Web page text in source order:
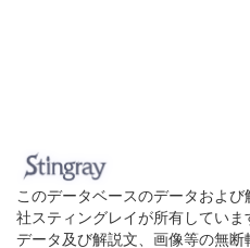
このデータベースのデータおよ
社スティングレイが所有していま
データ及び解説文、画像等の無断